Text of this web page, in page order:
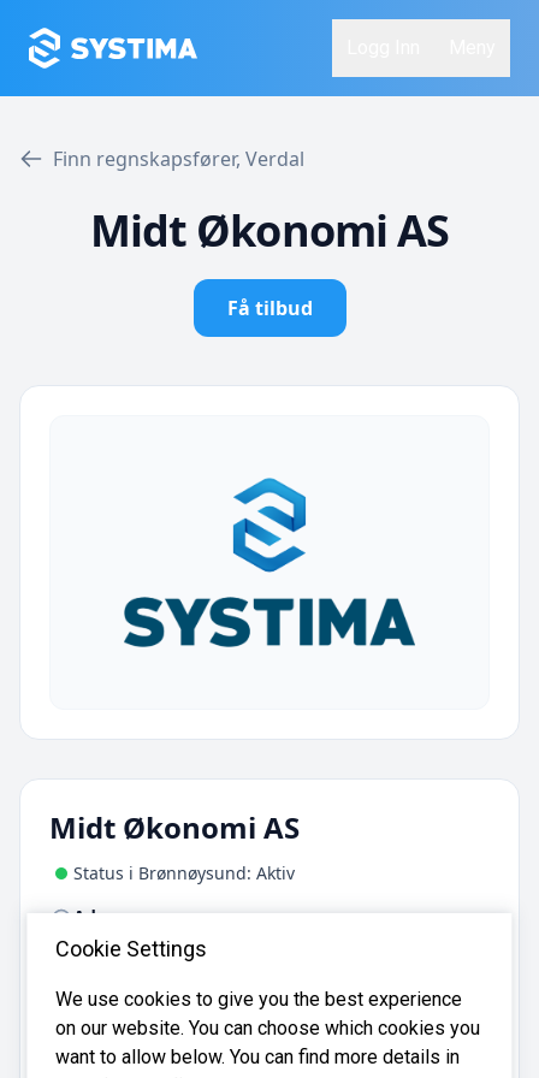
Finn regnskapsfører, Verdal
Midt Økonomi AS
Få tilbud
Midt Økonomi AS
Status i Brønnøysund: Aktiv
Adresse:
c/o Aasen Sparebank, Jernbanegata 9L, 7650 Verdal
Midt Økonomi AS er registrert i
Brønnøysundregistrenemed organisasjonsnummer
937628951.
Cookie Settings
We use cookies to give you the best experience
on our website. You can choose which cookies you
want to allow below. You can find more details in